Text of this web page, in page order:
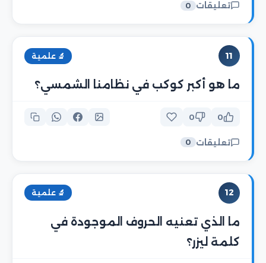
تعليقات 0
11 🔬 علمية
ما هو أكبر كوكب في نظامنا الشمسي؟
0
0
تعليقات 0
12 🔬 علمية
ما الذي تعنيه الحروف الموجودة في
كلمة ليزر؟